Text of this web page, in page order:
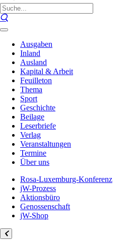
Ausgaben
Inland
Ausland
Kapital & Arbeit
Feuilleton
Thema
Sport
Geschichte
Beilage
Leserbriefe
Verlag
Veranstaltungen
Termine
Über uns
Rosa-Luxemburg-Konferenz
jW-Prozess
Aktionsbüro
Genossenschaft
jW-Shop